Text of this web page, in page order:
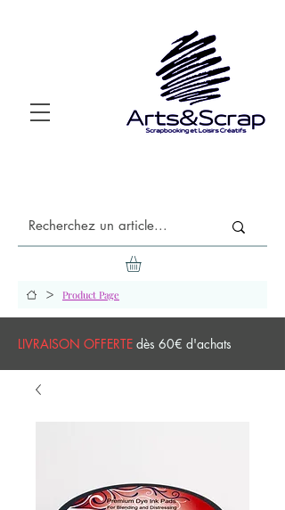
> Product Page
LIVRAISON OFFERTE dès 60€ d'achats